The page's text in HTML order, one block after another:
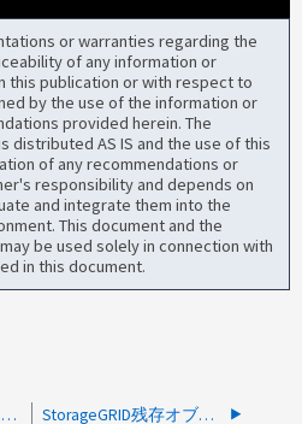
or warranties regarding the
of any information or
this publication or with respect to
by the use of the information or
provided herein. The
distributed AS IS and the use of this
of any recommendations or
responsibility and depends on
and integrate them into the
This document and the
be used solely in connection with
in this document.
StorageGRID ソフトウェアアップグレードページのエラー（Cassandra のアップグレードの進行状況の確認に失敗） StorageGRID残存オブジェクトのため、空のSWIFTコンテナを削除できません